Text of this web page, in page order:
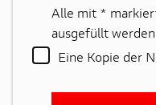
Alle mit *
ausgefüllt werden.
Eine Kopie der